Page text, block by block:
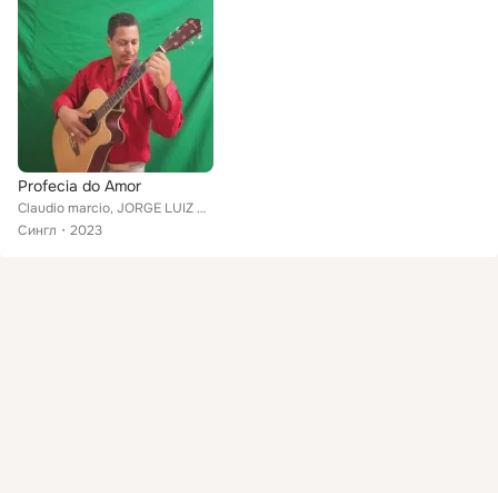
Profecia do Amor
Claudio marcio, JORGE LUIZ NENECO
Сингл
2023